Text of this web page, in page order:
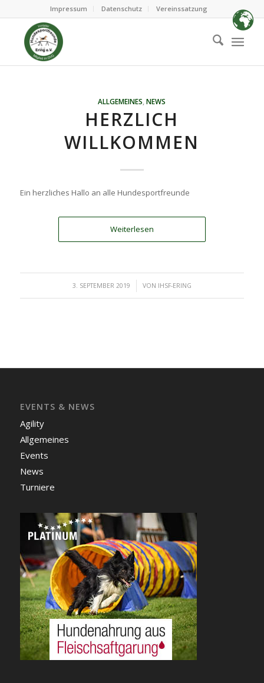
Impressum Datenschutz Vereinssatzung
ALLGEMEINES ,NEWS
HERZLICH
WILLKOMMEN
Ein herzliches Hallo an alle Hundesportfreunde
Weiterlesen
3. SEPTEMBER 2019
/ VON IHSF-ERING
EVENTS & NEWS
Agility
Allgemeines
Events
News
Turniere